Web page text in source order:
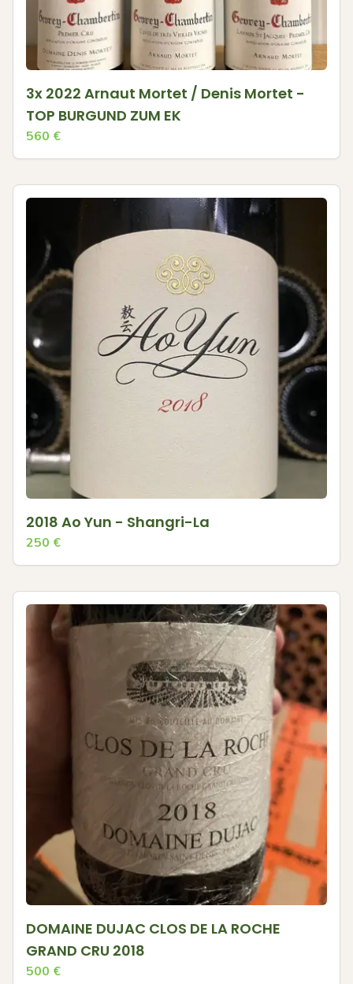
3x 2022 Arnaut Mortet / Denis Mortet -
TOP BURGUND ZUM EK
560 €
2018 Ao Yun - Shangri-La
250 €
DOMAINE DUJAC CLOS DE LA ROCHE
GRAND CRU 2018
500 €